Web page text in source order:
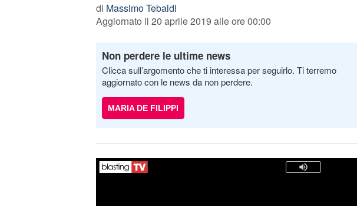
di Massimo Tebaldi
Aggiornato il 20 aprile 2019 alle ore 00:00
Non perdere le ultime news
Clicca sull’argomento che ti interessa per seguirlo. Ti terremo
aggiornato con le news da non perdere.
MARIA DE FILIPPI